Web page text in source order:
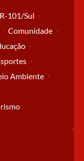
101/Sul
Comunidade
Ambiente